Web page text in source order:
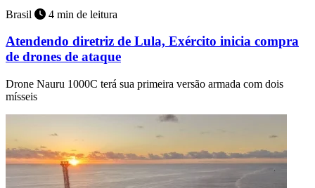
Brasil 4 min de leitura
Atendendo diretriz de Lula, Exército inicia compra
de drones de ataque
Drone Nauru 1000C terá sua primeira versão armada com dois
mísseis